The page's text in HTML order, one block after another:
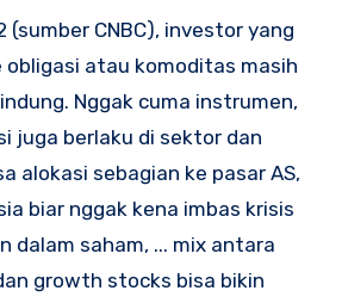
(sumber CNBC), investor yang
obligasi atau komoditas masih
Nggak cuma instrumen,
juga berlaku di sektor dan
alokasi sebagian ke pasar AS,
biar nggak kena imbas krisis
dalam saham, ... mix antara
growth stocks bisa bikin